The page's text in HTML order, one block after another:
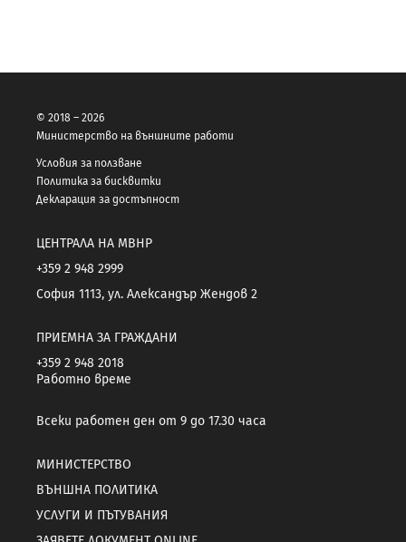
© 2018 – 2026
Министерство на външните работи
Условия за ползване
Политика за бисквитки
Декларация за достъпност
ЦЕНТРАЛА НА МВНР
+359 2 948 2999
София 1113, ул. Александър Жендов 2
ПРИЕМНА ЗА ГРАЖДАНИ
+359 2 948 2018
Работно време
Всеки работен ден от 9 до 17.30 часа
МИНИСТЕРСТВО
ВЪНШНА ПОЛИТИКА
УСЛУГИ И ПЪТУВАНИЯ